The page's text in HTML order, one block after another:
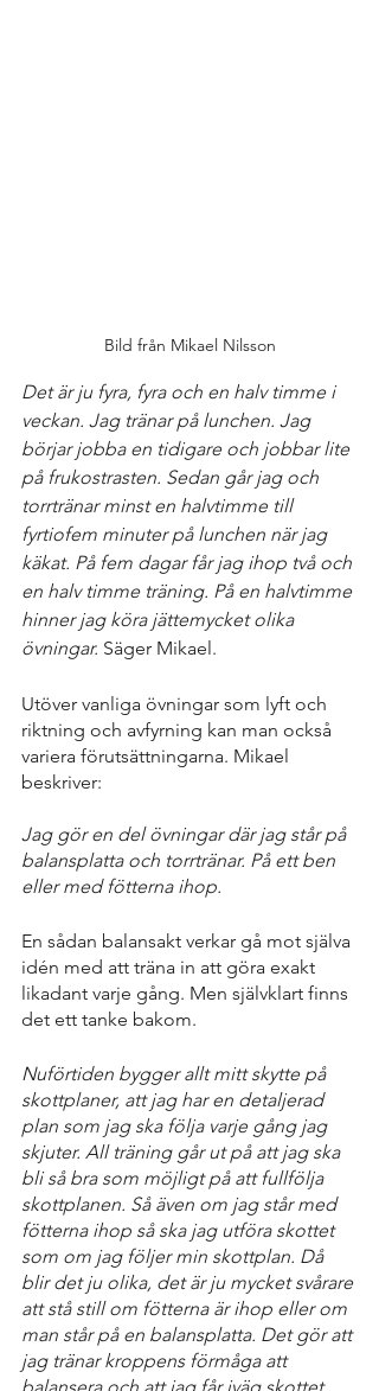
Bild från Mikael Nilsson
Det är ju fyra, fyra och en halv timme i
veckan. Jag tränar på lunchen. Jag
börjar jobba en tidigare och jobbar lite
på frukostrasten. Sedan går jag och
torrtränar minst en halvtimme till
fyrtiofem minuter på lunchen när jag
käkat. På fem dagar får jag ihop två och
en halv timme träning. På en halvtimme
hinner jag köra jättemycket olika
övningar. Säger Mikael.
Utöver vanliga övningar som lyft och
riktning och avfyrning kan man också
variera förutsättningarna. Mikael
beskriver:
Jag gör en del övningar där jag står på
balansplatta och torrtränar. På ett ben
eller med fötterna ihop.
En sådan balansakt verkar gå mot själva
idén med att träna in att göra exakt
likadant varje gång. Men självklart finns
det ett tanke bakom.
Nuförtiden bygger allt mitt skytte på
skottplaner, att jag har en detaljerad
plan som jag ska följa varje gång jag
skjuter. All träning går ut på att jag ska
bli så bra som möjligt på att fullfölja
skottplanen. Så även om jag står med
fötterna ihop så ska jag utföra skottet
som om jag följer min skottplan. Då
blir det ju olika, det är ju mycket svårare
att stå still om fötterna är ihop eller om
man står på en balansplatta. Det gör att
jag tränar kroppens förmåga att